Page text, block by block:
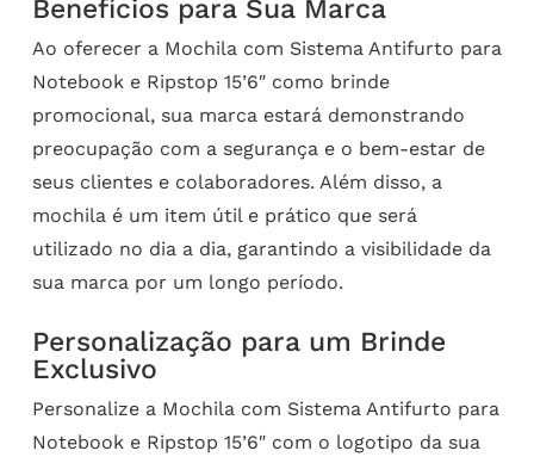
Benefícios para Sua Marca
Ao oferecer a Mochila com Sistema Antifurto para
Notebook e Ripstop 15’6″ como brinde
promocional, sua marca estará demonstrando
preocupação com a segurança e o bem-estar de
seus clientes e colaboradores. Além disso, a
mochila é um item útil e prático que será
utilizado no dia a dia, garantindo a visibilidade da
sua marca por um longo período.
Personalização para um Brinde
Exclusivo
Personalize a Mochila com Sistema Antifurto para
Notebook e Ripstop 15’6″ com o logotipo da sua